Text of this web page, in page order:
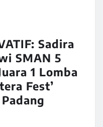
Sadira
SMAN 5
1 Lomba
Fest’